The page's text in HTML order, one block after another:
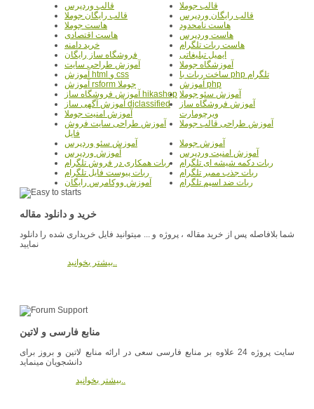
قالب جوملا
قالب وردپرس
قالب رایگان وردپرس
قالب رایگان جوملا
هاست نامحدود
هاست جوملا
هاست وردپرس
هاست اقتصادی
هاست ربات تلگرام
خرید دامنه
ایمیل تبلیغاتی
فروشگاه ساز رایگان
آموزشگاه جوملا
آموزش طراحی سایت
ساخت ربات با php تلگرام
آموزش html و css
آموزش php
آموزش rsform جوملا
آموزش سئو جوملا آموزش فروشگاه ساز hikashop
آموزش فروشگاه ساز
ویرچومارت
آموزش آگهی ساز djclassified
آموزش امنیت جوملا
آموزش طراحی قالب جوملا
آموزش طراحی سایت فروش
فایل
آموزش جوملا
آموزش سئو وردپرس
آموزش امنیت وردپرس
آموزش وردپرس
ربات دکمه شیشه ای تلگرام
ربات همکاری در فروش تلگرام
ربات جذب ممبر تلگرام
ربات پیوست فایل تلگرام
ربات ضد اسپم تلگرام
آموزش ووکامرس رایگان
خرید و دانلود مقاله
شما بلافاصله پس از خرید مقاله ، پروژه و ... میتوانید فایل خریداری شده را دانلود
نمایید
بیشتر بخوانید..
منابع فارسی و لاتین
سایت پروژه 24 علاوه بر منابع فارسی سعی در ارائه منابع لاتین و بروز برای
دانشجویان مینماید
بیشتر بخوانید..